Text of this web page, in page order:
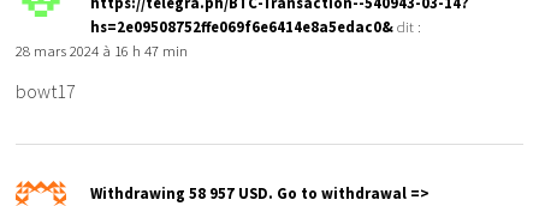
hs=2e09508752ffe069f6e6414e8a5edac0& dit :
28 mars 2024 à 16 h 47 min
bowt17
Withdrawing 58 957 USD. Gо tо withdrаwаl =>